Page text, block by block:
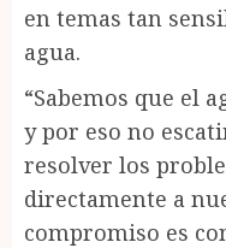
en temas tan
agua.
“Sabemos que el
y por eso no
resolver los
directamente a
compromiso es